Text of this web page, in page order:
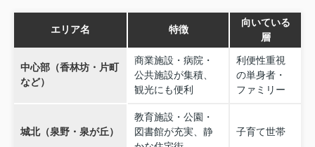
エリア名 特徴
向いている
層
中心部（香林坊・片町
など）
商業施設・病院・
公共施設が集積、
観光にも便利
利便性重視
の単身者・
ファミリー
城北（泉野・泉が丘）
教育施設・公園・
図書館が充実、静
子育て世帯